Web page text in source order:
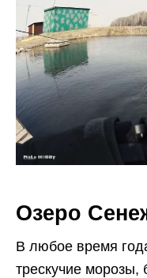
Озеро
В любое время
трескучие морозы,